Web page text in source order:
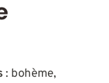
: bohème,